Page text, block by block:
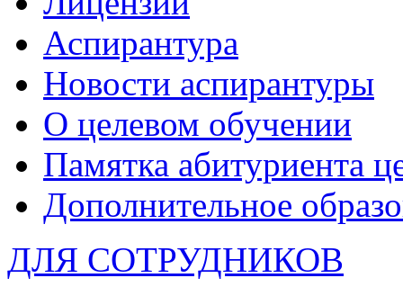
Аспирантура
Новости аспирантуры
О целевом обучении
Памятка абитуриента
Дополнительное
ДЛЯ СОТРУДНИКОВ